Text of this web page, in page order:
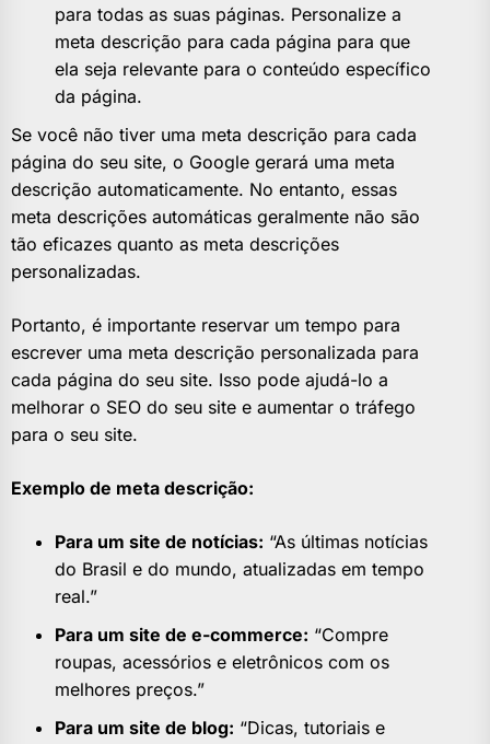
para todas as suas páginas. Personalize a
meta descrição para cada página para que
ela seja relevante para o conteúdo específico
da página.
Se você não tiver uma meta descrição para cada
página do seu site, o Google gerará uma meta
descrição automaticamente. No entanto, essas
meta descrições automáticas geralmente não são
tão eficazes quanto as meta descrições
personalizadas.
Portanto, é importante reservar um tempo para
escrever uma meta descrição personalizada para
cada página do seu site. Isso pode ajudá-lo a
melhorar o SEO do seu site e aumentar o tráfego
para o seu site.
Exemplo de meta descrição:
Para um site de notícias: “As últimas notícias
do Brasil e do mundo, atualizadas em tempo
real.”
Para um site de e-commerce: “Compre
roupas, acessórios e eletrônicos com os
melhores preços.”
Para um site de blog: “Dicas, tutoriais e